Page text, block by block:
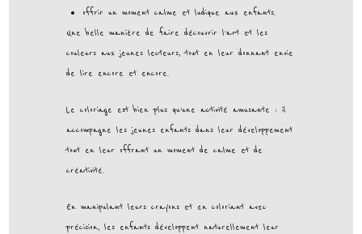
offrir un moment calme et ludique aux enfants.
Une belle manière de faire découvrir l’art et les
couleurs aux jeunes lecteurs, tout en leur donnant envie
de lire encore et encore.
Le coloriage est bien plus qu’une activité amusante : il
accompagne les jeunes enfants dans leur développement
tout en leur offrant un moment de calme et de
créativité.
En manipulant leurs crayons et en coloriant avec
précision, les enfants développent naturellement leur